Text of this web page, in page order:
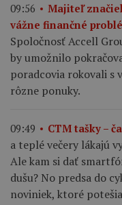
09:56
Majiteľ
vážne finančné
Spoločnosť Accell
by umožnilo
poradcovia rokovali s
rôzne ponuky.
09:49 CTM tašky –
a teplé večery lákajú
Ale kam si dať
dušu? No predsa do
noviniek, ktoré